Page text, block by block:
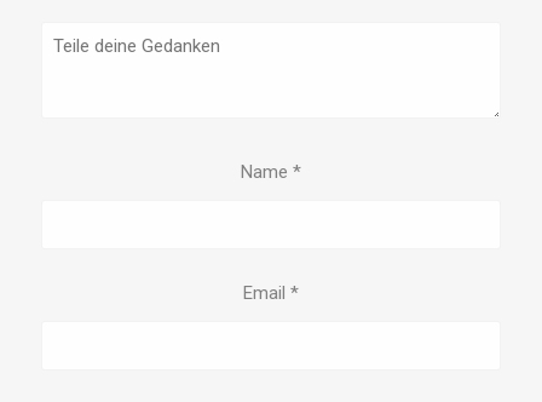
Name *
Email *